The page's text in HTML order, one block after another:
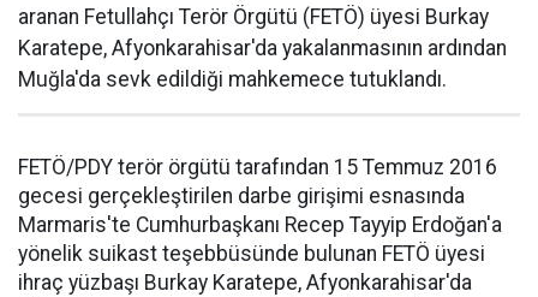
aranan Fetullahçı Terör Örgütü (FETÖ) üyesi Burkay
Karatepe, Afyonkarahisar'da yakalanmasının ardından
Muğla'da sevk edildiği mahkemece tutuklandı.
FETÖ/PDY terör örgütü tarafından 15 Temmuz 2016
gecesi gerçekleştirilen darbe girişimi esnasında
Marmaris'te Cumhurbaşkanı Recep Tayyip Erdoğan'a
yönelik suikast teşebbüsünde bulunan FETÖ üyesi
ihraç yüzbaşı Burkay Karatepe, Afyonkarahisar'da